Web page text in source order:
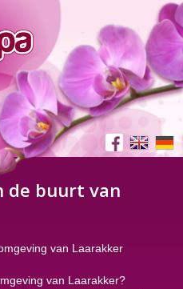
de buurt van
van Laarakker
van Laarakker?